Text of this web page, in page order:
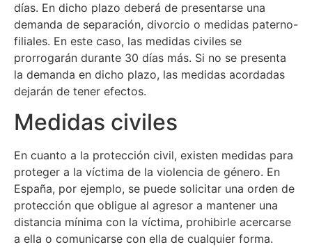
días. En dicho plazo deberá de presentarse una
demanda de separación, divorcio o medidas paterno-
filiales. En este caso, las medidas civiles se
prorrogarán durante 30 días más. Si no se presenta
la demanda en dicho plazo, las medidas acordadas
dejarán de tener efectos.
Medidas civiles
En cuanto a la protección civil, existen medidas para
proteger a la víctima de la violencia de género. En
España, por ejemplo, se puede solicitar una orden de
protección que obligue al agresor a mantener una
distancia mínima con la víctima, prohibirle acercarse
a ella o comunicarse con ella de cualquier forma.